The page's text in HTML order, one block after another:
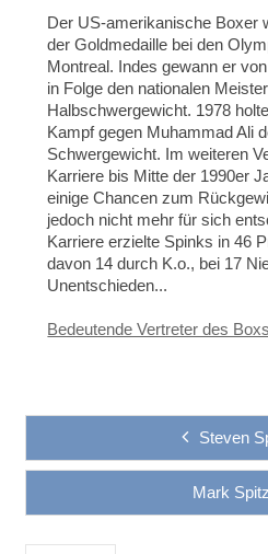
Der US-amerikanische Boxer
der Goldmedaille bei den
Montreal. Indes gewann er
in Folge den nationalen
Halbschwergewicht. 1978
Kampf gegen Muhammad Ali
Schwergewicht. Im weiteren
Karriere bis Mitte der 1990er
einige Chancen zum
jedoch nicht mehr für sich
Karriere erzielte Spinks in 46
davon 14 durch K.o., bei 17
Unentschieden...
Bedeutende Vertreter des
Steven
Mark Spitz